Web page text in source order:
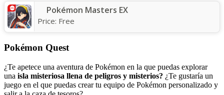
Pokémon Masters EX
Price: Free
Pokémon Quest
¿Te apetece una aventura de Pokémon en la que puedas explorar
una isla misteriosa llena de peligros y misterios? ¿Te gustaría un
juego en el que puedas crear tu equipo de Pokémon personalizado y